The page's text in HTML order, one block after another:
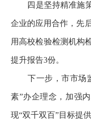
四是坚持精准施策
企业的应用合作，先
用高校检验检测机构
提升报告3份。
下一步，市市场监
素”办企理念，加强
现“双千双百”目标提